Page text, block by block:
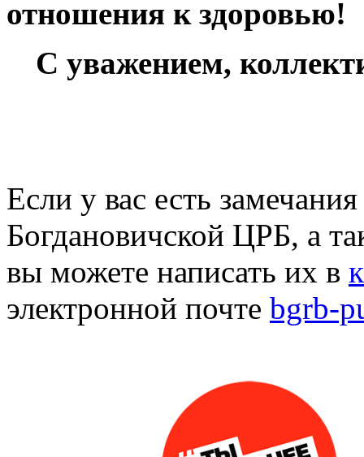
отношения к здоровью!
С уважением,
Если у вас есть
Богдановичской ЦРБ, а
вы можете написать их в
электронной почте bgrb-